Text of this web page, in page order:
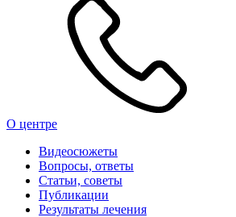
О центре
Видеосюжеты
Вопросы, ответы
Статьи, советы
Публикации
Результаты лечения